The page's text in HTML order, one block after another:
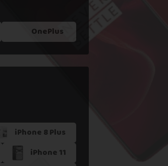
OnePlus
iPhone 8 Plus
iPhone 11